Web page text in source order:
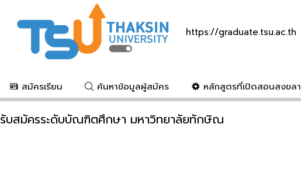
https://graduate.tsu.ac.th
สมัครเรียน ค้นหาข้อมูลผู้สมัคร หลักสูตรที่เปิดสอนสงขลา
รับสมัครระดับบัณฑิตศึกษา มหาวิทยาลัยทักษิณ